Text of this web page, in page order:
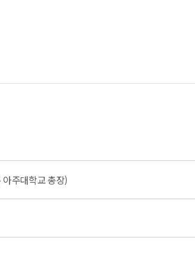
주대학교 총장)